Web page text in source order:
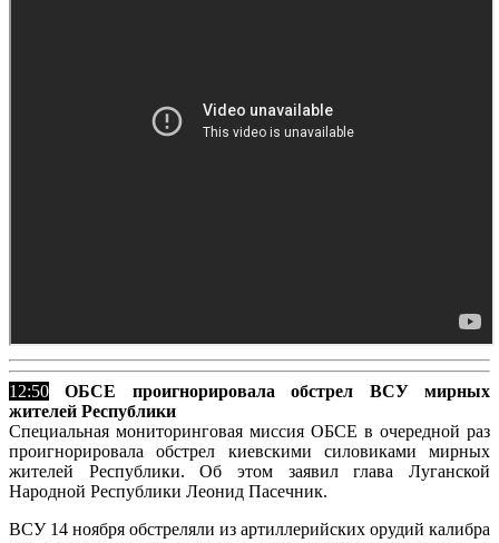
12:50
ОБСЕ проигнорировала обстрел ВСУ мирных
жителей Республики
Специальная мониторинговая миссия ОБСЕ в очередной раз
проигнорировала обстрел киевскими силовиками мирных
жителей Республики. Об этом заявил глава Луганской
Народной Республики Леонид Пасечник.
ВСУ 14 ноября обстреляли из артиллерийских орудий калибра